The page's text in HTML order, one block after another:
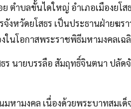
ตำบลขั้นไดใหญ่ อำเภอเมืองยโ
งหวัดยโสธร เป็นประธานฝ่ายฆ
ในโอกาสพระราชพิธีมหามงคลเ
นายบรรลือ สัมฤทธิ์จินตนา ปลั
หามงคล เนื่องด้วยพระบาทสม